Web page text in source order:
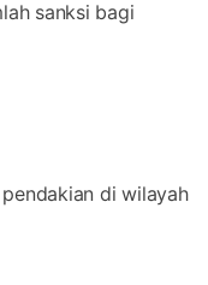
sanksi bagi
di wilayah